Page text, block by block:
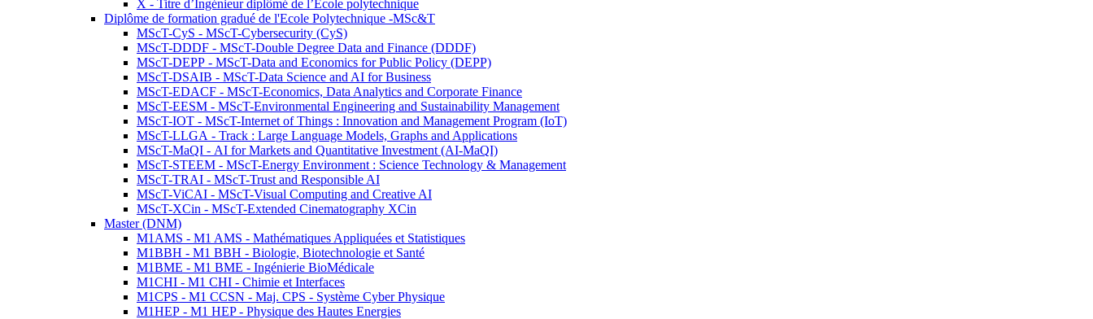
X - Titre d’Ingénieur diplômé de l’École polytechnique
Diplôme de formation gradué de l'Ecole Polytechnique -MSc&T
MScT-CyS - MScT-Cybersecurity (CyS)
MScT-DDDF - MScT-Double Degree Data and Finance (DDDF)
MScT-DEPP - MScT-Data and Economics for Public Policy (DEPP)
MScT-DSAIB - MScT-Data Science and AI for Business
MScT-EDACF - MScT-Economics, Data Analytics and Corporate Finance
MScT-EESM - MScT-Environmental Engineering and Sustainability Management
MScT-IOT - MScT-Internet of Things : Innovation and Management Program (IoT)
MScT-LLGA - Track : Large Language Models, Graphs and Applications
MScT-MaQI - AI for Markets and Quantitative Investment (AI-MaQI)
MScT-STEEM - MScT-Energy Environment : Science Technology & Management
MScT-TRAI - MScT-Trust and Responsible AI
MScT-ViCAI - MScT-Visual Computing and Creative AI
MScT-XCin - MScT-Extended Cinematography XCin
Master (DNM)
M1AMS - M1 AMS - Mathématiques Appliquées et Statistiques
M1BBH - M1 BBH - Biologie, Biotechnologie et Santé
M1BME - M1 BME - Ingénierie BioMédicale
M1CHI - M1 CHI - Chimie et Interfaces
M1CPS - M1 CCSN - Maj. CPS - Système Cyber Physique
M1HEP - M1 HEP - Physique des Hautes Energies